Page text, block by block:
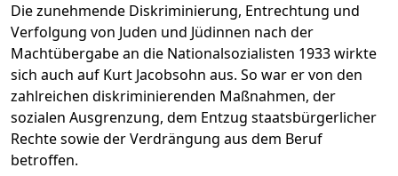
Die zunehmende Diskriminierung, Entrechtung und
Verfolgung von Juden und Jüdinnen nach der
Machtübergabe an die Nationalsozialisten 1933 wirkte
sich auch auf Kurt Jacobsohn aus. So war er von den
zahlreichen diskriminierenden Maßnahmen, der
sozialen Ausgrenzung, dem Entzug staatsbürgerlicher
Rechte sowie der Verdrängung aus dem Beruf
betroffen.